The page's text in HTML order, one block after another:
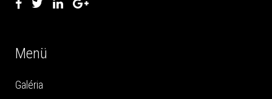
Menü
Galéria